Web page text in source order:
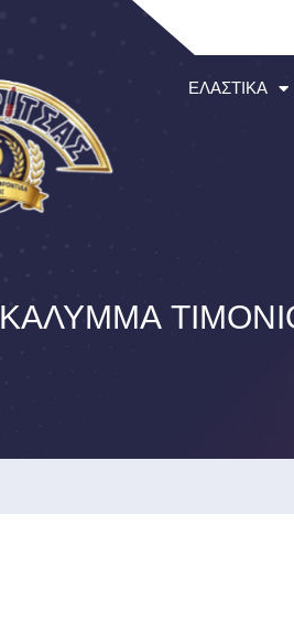
ΕΛΑΣΤΙΚΆ
ΚΆΛΥΜΜΑ